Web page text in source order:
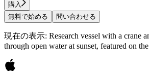
購入
無料で始める 問い合わせる
現在の表示: Research vessel with a crane
through open water at sunset, featured on